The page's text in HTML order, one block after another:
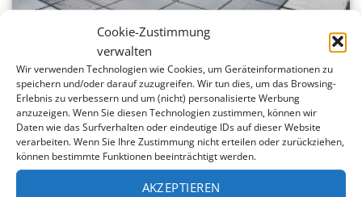
Cookie-Zustimmung
verwalten
Wir verwenden Technologien wie Cookies, um Geräteinformationen zu
speichern und/oder darauf zuzugreifen. Wir tun dies, um das Browsing-
Erlebnis zu verbessern und um (nicht) personalisierte Werbung
anzuzeigen. Wenn Sie diesen Technologien zustimmen, können wir
Daten wie das Surfverhalten oder eindeutige IDs auf dieser Website
verarbeiten. Wenn Sie Ihre Zustimmung nicht erteilen oder zurückziehen,
können bestimmte Funktionen beeinträchtigt werden.
AKZEPTIEREN
SICHERHEITS­NETZ für Rechteckpool 950 x 300 cm